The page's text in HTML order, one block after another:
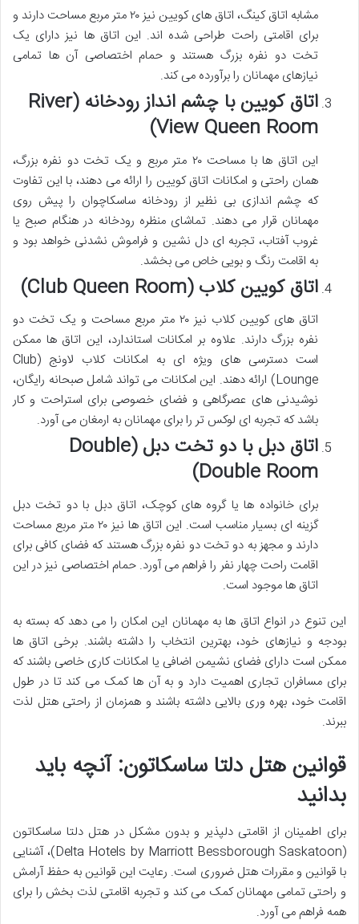
مشابه اتاق کینگ، اتاق های کویین نیز ۲۰ متر مربع مساحت دارند و
برای اقامتی راحت طراحی شده اند. این اتاق ها نیز دارای یک
تخت دو نفره بزرگ هستند و حمام اختصاصی آن ها تمامی
نیازهای مهمانان را برآورده می کند.
اتاق کویین با چشم انداز رودخانه (River
View Queen Room)
این اتاق ها با مساحت ۲۰ متر مربع و یک تخت دو نفره بزرگ،
همان راحتی و امکانات اتاق کویین را ارائه می دهند، با این تفاوت
که چشم اندازی بی نظیر از رودخانه ساسکاچوان را پیش روی
مهمانان قرار می دهند. تماشای منظره رودخانه در هنگام صبح یا
غروب آفتاب، تجربه ای دل نشین و فراموش نشدنی خواهد بود و
به اقامت رنگ و بویی خاص می بخشد.
اتاق کویین کلاب (Club Queen Room)
اتاق های کویین کلاب نیز ۲۰ متر مربع مساحت و یک تخت دو
نفره بزرگ دارند. علاوه بر امکانات استاندارد، این اتاق ها ممکن
است دسترسی های ویژه ای به امکانات کلاب لاونج (Club
Lounge) ارائه دهند. این امکانات می تواند شامل صبحانه رایگان،
نوشیدنی های عصرگاهی و فضای خصوصی برای استراحت و کار
باشد که تجربه ای لوکس تر را برای مهمانان به ارمغان می آورد.
اتاق دبل با دو تخت دبل (Double
Double Room)
برای خانواده ها یا گروه های کوچک، اتاق دبل با دو تخت دبل
گزینه ای بسیار مناسب است. این اتاق ها نیز ۲۰ متر مربع مساحت
دارند و مجهز به دو تخت دو نفره بزرگ هستند که فضای کافی برای
اقامت راحت چهار نفر را فراهم می آورد. حمام اختصاصی نیز در این
اتاق ها موجود است.
این تنوع در انواع اتاق ها به مهمانان این امکان را می دهد که بسته به
بودجه و نیازهای خود، بهترین انتخاب را داشته باشند. برخی اتاق ها
ممکن است دارای فضای نشیمن اضافی یا امکانات کاری خاصی باشند که
برای مسافران تجاری اهمیت دارد و به آن ها کمک می کند تا در طول
اقامت خود، بهره وری بالایی داشته باشند و همزمان از راحتی هتل لذت
ببرند.
قوانین هتل دلتا ساسکاتون: آنچه باید
بدانید
برای اطمینان از اقامتی دلپذیر و بدون مشکل در هتل دلتا ساسکاتون
(Delta Hotels by Marriott Bessborough Saskatoon)، آشنایی
با قوانین و مقررات هتل ضروری است. رعایت این قوانین به حفظ آرامش
و راحتی تمامی مهمانان کمک می کند و تجربه اقامتی لذت بخش را برای
همه فراهم می آورد.